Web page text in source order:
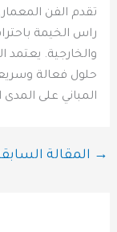
تقدم الفن
راس الخيمة
والخارجية.
حلول فعالة
المباني على المدى
→ المقالة